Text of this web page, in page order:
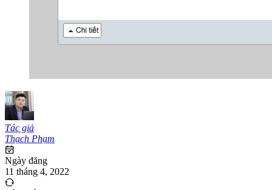
Tác giả
Thạch Phạm
Ngày đăng
11 tháng 4, 2022